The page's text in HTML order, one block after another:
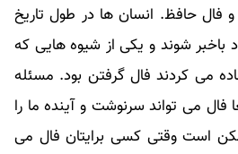
فال حافظ. انسان ها در طول تاریخ
باخبر شوند و یکی از شیوه هایی که
می کردند فال گرفتن بود. مسئله
فال می تواند سرنوشت و آینده ما را
است وقتی کسی برایتان فال می